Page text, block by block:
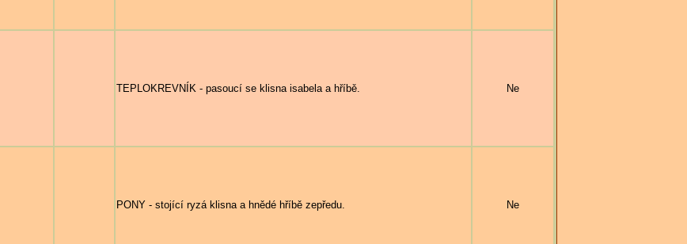
TEPLOKREVNÍK - pasoucí se klisna isabela a hříbě. Ne
PONY - stojící ryzá klisna a hnědé hříbě zepředu. Ne